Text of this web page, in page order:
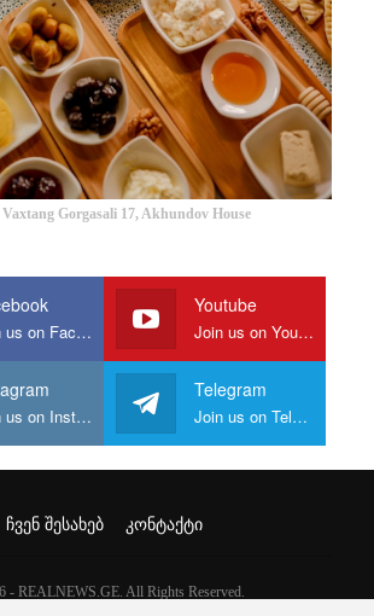
Gorgasali 17, Akhundov House
Join us on Facebook
Youtube
Join us on Youtube
Join us on Instagram
Telegram
Join us on Telegram
ᲩᲕᲔᲜ ᲨᲔᲡᲐᲮᲔᲑ ᲙᲝᲜᲢᲐᲥᲢᲘ
- REALNEWS.GE. All Rights Reserved.